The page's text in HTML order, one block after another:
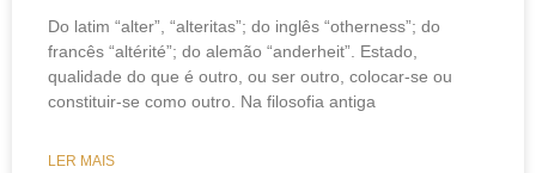
Do latim “alter”, “alteritas”; do inglês “otherness”; do
francês “altérité”; do alemão “anderheit”. Estado,
qualidade do que é outro, ou ser outro, colocar-se ou
constituir-se como outro. Na filosofia antiga
LER MAIS